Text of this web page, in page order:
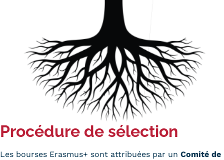
Procédure de sélection
Les bourses Erasmus+ sont attribuées par un Comité de